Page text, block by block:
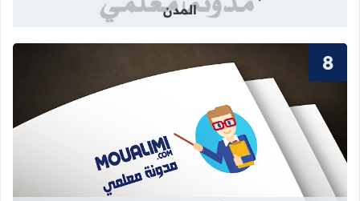
المدن
قراءة المزيد عن جذاذة مولود جديد